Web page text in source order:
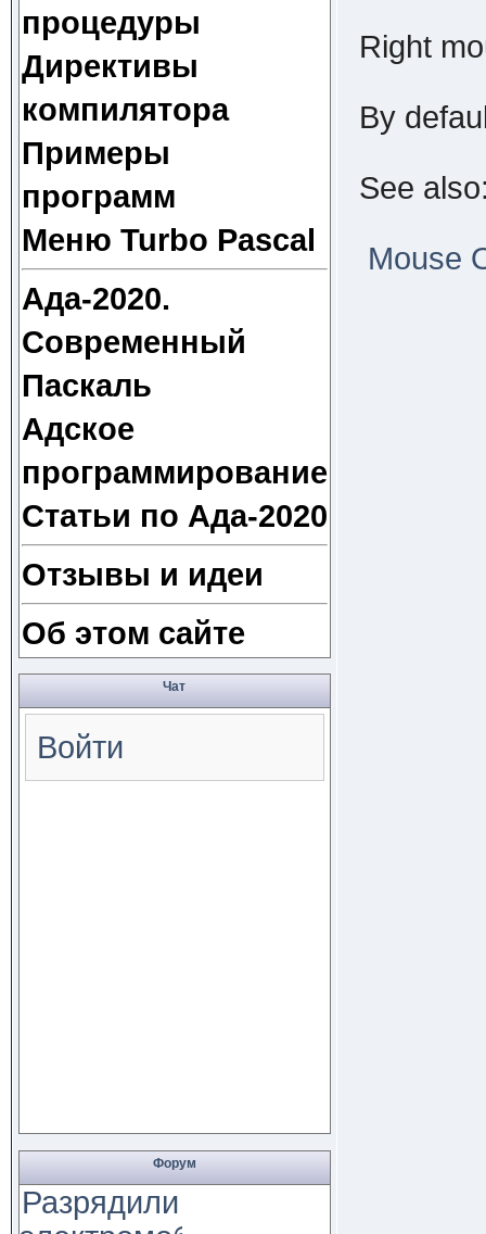
процедуры
Директивы
компилятора
Примеры
программ
Меню Turbo Pascal
Ада-2020.
Современный
Паскаль
Адское
программирование
Статьи по Ада-2020
Отзывы и идеи
Об этом сайте
Чат
Войти
Форум
Разрядили
Right
By
See
Mouse